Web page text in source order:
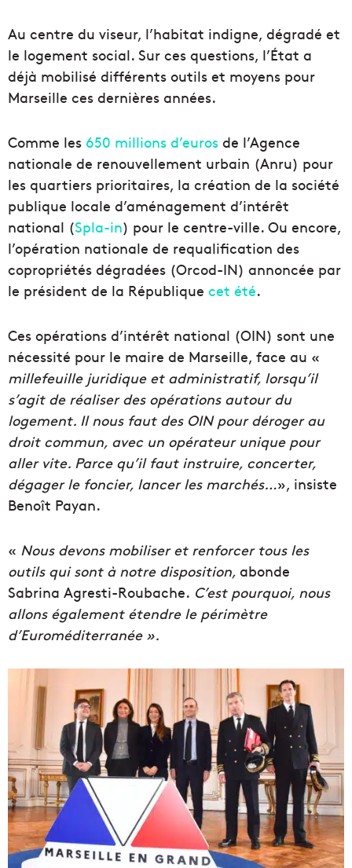
Au centre du viseur, l’habitat indigne, dégradé et
le logement social. Sur ces questions, l’État a
déjà mobilisé différents outils et moyens pour
Marseille ces dernières années.
Comme les 650 millions d’euros de l’Agence
nationale de renouvellement urbain (Anru) pour
les quartiers prioritaires, la création de la société
publique locale d’aménagement d’intérêt
national (Spla-in) pour le centre-ville. Ou encore,
l’opération nationale de requalification des
copropriétés dégradées (Orcod-IN) annoncée par
le président de la République cet été.
Ces opérations d’intérêt national (OIN) sont une
nécessité pour le maire de Marseille, face au «
millefeuille juridique et administratif, lorsqu’il
s’agit de réaliser des opérations autour du
logement. Il nous faut des OINpour déroger au
droit commun, avec un opérateur unique pour
aller vite. Parce qu’il faut instruire, concerter,
dégager le foncier, lancer les marchés…», insiste
Benoît Payan.
« Nous devons mobiliser et renforcer tous les
outils qui sont à notre disposition, abonde
Sabrina Agresti-Roubache. C’est pourquoi, nous
allons également étendre le périmètre
d’Euroméditerranée ».